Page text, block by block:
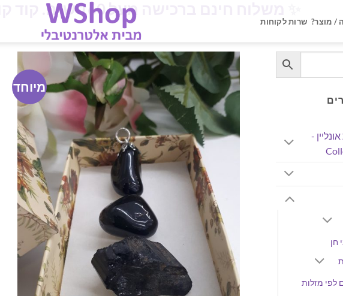
/ מוצר? שרות לקוחות
משלוח חינם ברכישה מעל 160 ש"ח. קוד קופון: iloveisrael
-
חן
לפי מזלות
מיוחד